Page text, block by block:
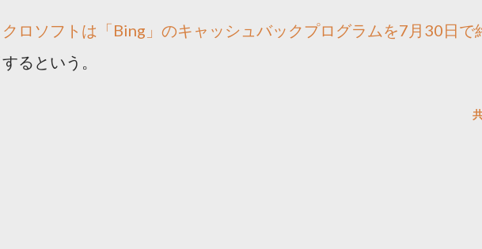
クロソフトは「Bing」のキャッシュバックプログラムを7月30日で
るという。